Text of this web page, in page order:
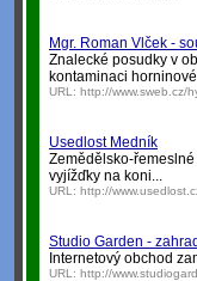
Mgr. Roman Vlček -
Znalecké posudky v
kontaminaci
URL: http://www.sweb.cz/
Usedlost Medník
Zemědělsko-
vyjížďky na koni...
URL: http://
Studio Garden -
Internetový obchod
URL: http://